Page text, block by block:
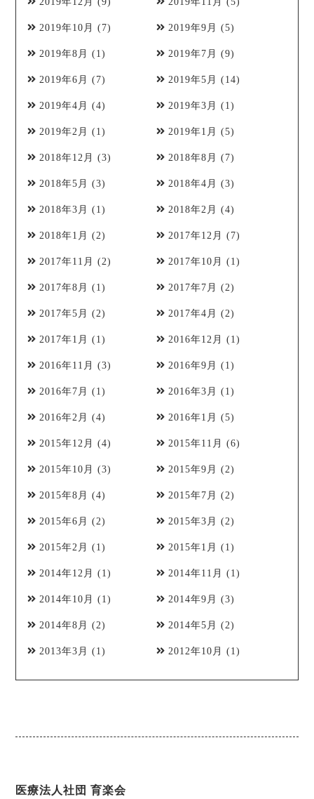
2019年10月 (7) 2019年9月 (5)
2019年8月 (1) 2019年7月 (9)
2019年6月 (7) 2019年5月 (14)
2019年4月 (4) 2019年3月 (1)
2019年2月 (1) 2019年1月 (5)
2018年12月 (3) 2018年8月 (7)
2018年5月 (3) 2018年4月 (3)
2018年3月 (1) 2018年2月 (4)
2018年1月 (2) 2017年12月 (7)
2017年11月 (2) 2017年10月 (1)
2017年8月 (1) 2017年7月 (2)
2017年5月 (2) 2017年4月 (2)
2017年1月 (1) 2016年12月 (1)
2016年11月 (3) 2016年9月 (1)
2016年7月 (1) 2016年3月 (1)
2016年2月 (4) 2016年1月 (5)
2015年12月 (4) 2015年11月 (6)
2015年10月 (3) 2015年9月 (2)
2015年8月 (4) 2015年7月 (2)
2015年6月 (2) 2015年3月 (2)
2015年2月 (1) 2015年1月 (1)
2014年12月 (1) 2014年11月 (1)
2014年10月 (1) 2014年9月 (3)
2014年8月 (2) 2014年5月 (2)
2013年3月 (1) 2012年10月 (1)
医療法人社団 育楽会